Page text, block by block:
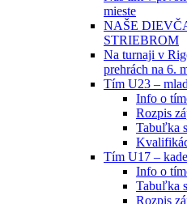
mieste
NAŠE
STRIEBROM
Na turnaji v
prehrách na 6.
Tím U23 –
Info o
Rozpis
Tabuľka
Tím U17 –
Info o
Tabuľka
Rozpis